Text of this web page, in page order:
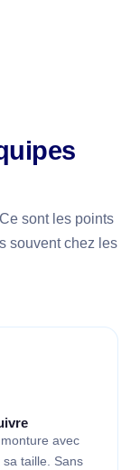
sont les points
souvent chez les
avec
taille. Sans